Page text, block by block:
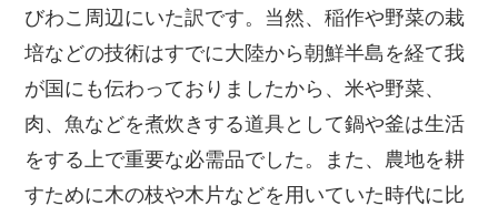
びわこ周辺にいた訳です。当然、稲作や野菜の栽
培などの技術はすでに大陸から朝鮮半島を経て我
が国にも伝わっておりましたから、米や野菜、
肉、魚などを煮炊きする道具として鍋や釜は生活
をする上で重要な必需品でした。また、農地を耕
すために木の枝や木片などを用いていた時代に比